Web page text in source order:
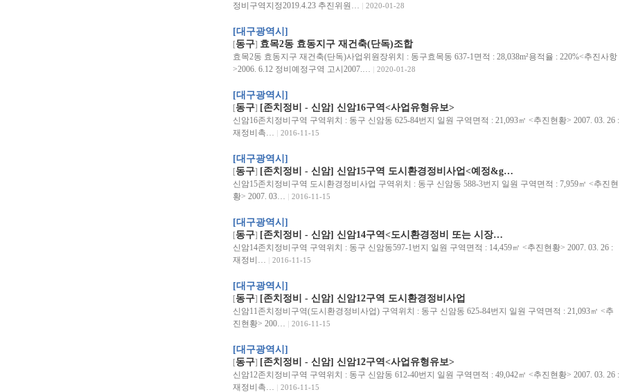
정비구역지정2019.4.23 추진위원…
2020-01-28
[대구광역시]
[동구] 효목2동 효동지구 재건축(단독)조합
효목2동 효동지구 재건축(단독)사업위원장위치 : 동구효목동 637-1면적 : 28,038m²용적율 : 220%<추진사항
>2006. 6.12 정비예정구역 고시2007.…
2020-01-28
[대구광역시]
[동구] [존치정비 - 신암] 신암16구역<사업유형유보>
신암16존치정비구역 구역위치 : 동구 신암동 625-84번지 일원 구역면적 : 21,093㎡ <추진현황> 2007. 03. 26 :
재정비촉…
2016-11-15
[대구광역시]
[동구] [존치정비 - 신암] 신암15구역 도시환경정비사업<예정&g…
신암15존치정비구역 도시환경정비사업 구역위치 : 동구 신암동 588-3번지 일원 구역면적 : 7,959㎡ <추진현
황> 2007. 03…
2016-11-15
[대구광역시]
[동구] [존치정비 - 신암] 신암14구역<도시환경정비 또는 시장…
신암14존치정비구역 구역위치 : 동구 신암동597-1번지 일원 구역면적 : 14,459㎡ <추진현황> 2007. 03. 26 :
재정비…
2016-11-15
[대구광역시]
[동구] [존치정비 - 신암] 신암12구역 도시환경정비사업
신암11존치정비구역(도시환경정비사업) 구역위치 : 동구 신암동 625-84번지 일원 구역면적 : 21,093㎡ <추
진현황> 200…
2016-11-15
[대구광역시]
[동구] [존치정비 - 신암] 신암12구역<사업유형유보>
신암12존치정비구역 구역위치 : 동구 신암동 612-40번지 일원 구역면적 : 49,042㎡ <추진현황> 2007. 03. 26 :
재정비촉…
2016-11-15